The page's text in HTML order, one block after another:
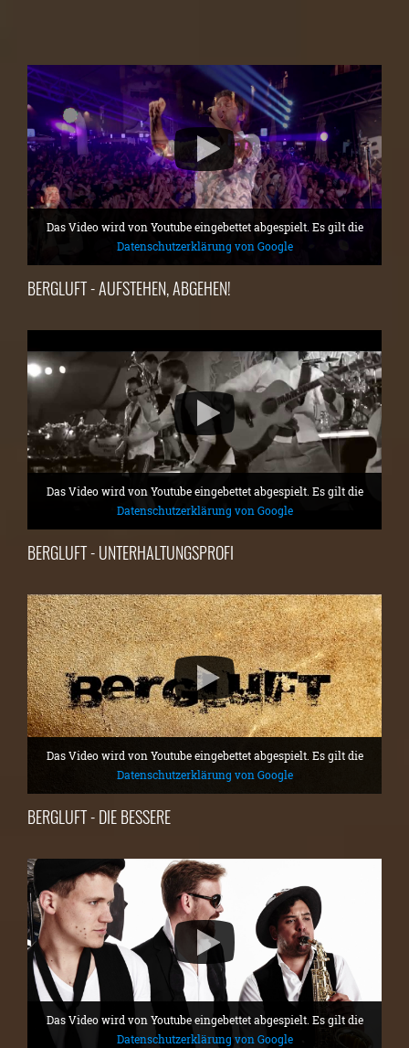
Das Video wird von Youtube eingebettet abgespielt. Es gilt die
Datenschutzerklärung von Google
BERGLUFT - AUFSTEHEN, ABGEHEN!
Das Video wird von Youtube eingebettet abgespielt. Es gilt die
Datenschutzerklärung von Google
BERGLUFT - UNTERHALTUNGSPROFI
Das Video wird von Youtube eingebettet abgespielt. Es gilt die
Datenschutzerklärung von Google
BERGLUFT - DIE BESSERE
Das Video wird von Youtube eingebettet abgespielt. Es gilt die
Datenschutzerklärung von Google